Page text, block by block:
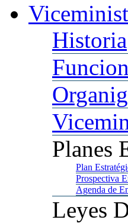
Historia
Planes
Plan
Prospectiva
Agenda de
Leyes